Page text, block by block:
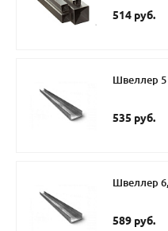
514 руб.
Швеллер 5
535 руб.
Швеллер
589 руб.